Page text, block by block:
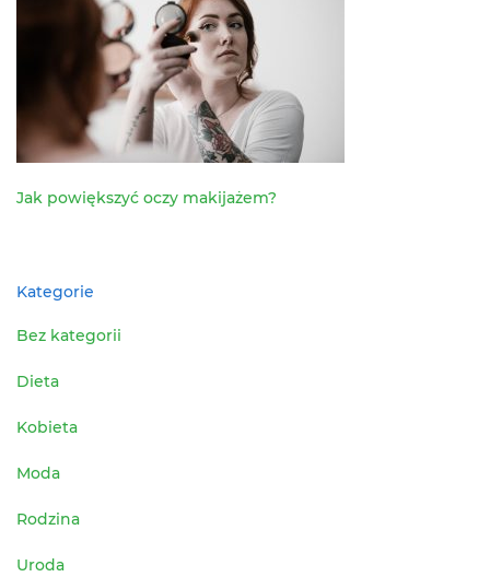
Jak powiększyć oczy makijażem?
Kategorie
Bez kategorii
Dieta
Kobieta
Moda
Rodzina
Uroda